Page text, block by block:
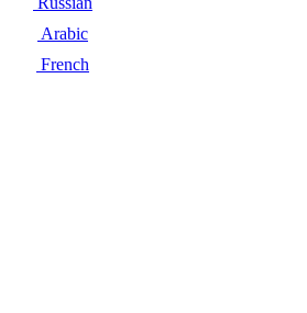
Arabic
French